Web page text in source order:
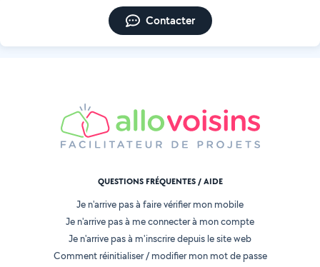
Contacter
QUESTIONS FRÉQUENTES / AIDE
Je n'arrive pas à faire vérifier mon mobile
Je n'arrive pas à me connecter à mon compte
Je n'arrive pas à m'inscrire depuis le site web
Comment réinitialiser / modifier mon mot de passe